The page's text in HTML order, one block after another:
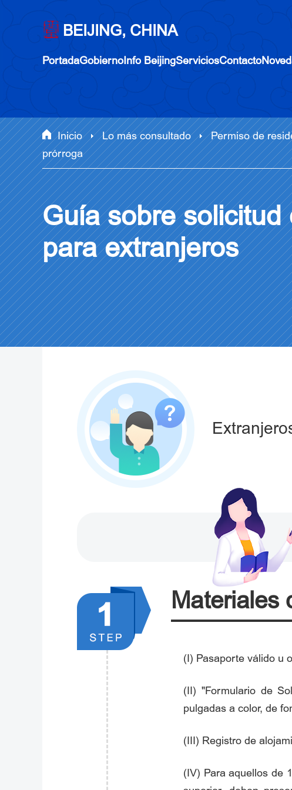
BEIJING, CHINA
PortadaGobiernoInfo BeijingServiciosContacto
Inicio Lo más consultado Permiso de
prórroga
Guía sobre
para extranjeros
Materiales
(I) Pasaporte válido u
(II) "Formulario de
pulgadas a color, de
(III) Registro de
(IV) Para aquellos de